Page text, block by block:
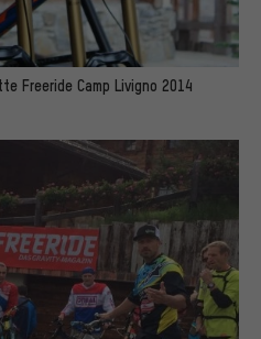
Freeride Camp Livigno 2014